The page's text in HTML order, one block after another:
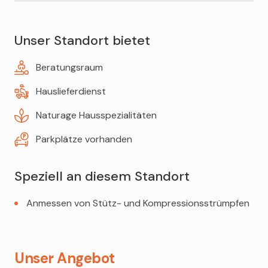
Milchpumpen
Unser Standort bietet
Beratungsraum
Hauslieferdienst
Naturage Hausspezialitäten
Parkplätze vorhanden
Speziell an diesem Standort
Anmessen von Stütz- und Kompressionsstrümpfen
Unser Angebot